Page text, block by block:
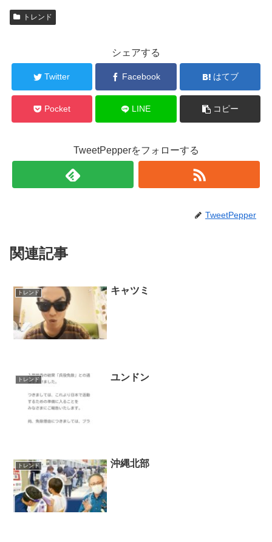
トレンド
シェアする
Twitter Facebook はてブ
Pocket LINE コピー
TweetPepperをフォローする
TweetPepper
関連記事
トレンド キャツミ
トレンド ユンドン
トレンド 沖縄北部